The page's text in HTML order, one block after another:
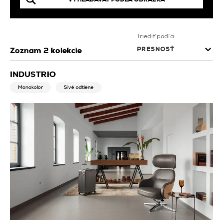
Zoznam 2 kolekcie
Triediť podľa:
PRESNOSŤ
INDUSTRIO
Monokolor Sivé odtiene